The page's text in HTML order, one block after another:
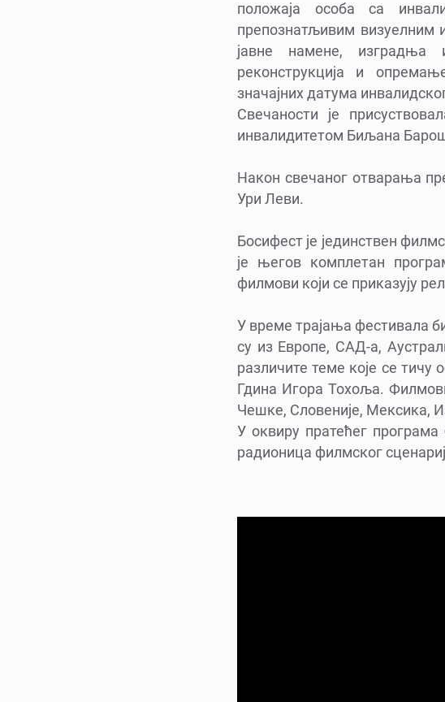
положаја особа са
препознатљивим визуелним
јавне намене, изградња
реконструкција и
значајних датума
Свечаности је
инвалидитетом Биљанa
Након свечаног отварања
Ури Леви.
Босифест је јединствен
је његов комплетан
филмови који се приказују
У време трајања фестивала
су из Европе, САД-а,
различите теме које се
Гдина Игора Тохоља.
Чешке, Словеније, Мексика,
У оквиру пратећег
радионица филмског